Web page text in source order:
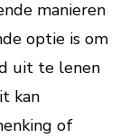
manieren
optie is om
uit te lenen
kan
of